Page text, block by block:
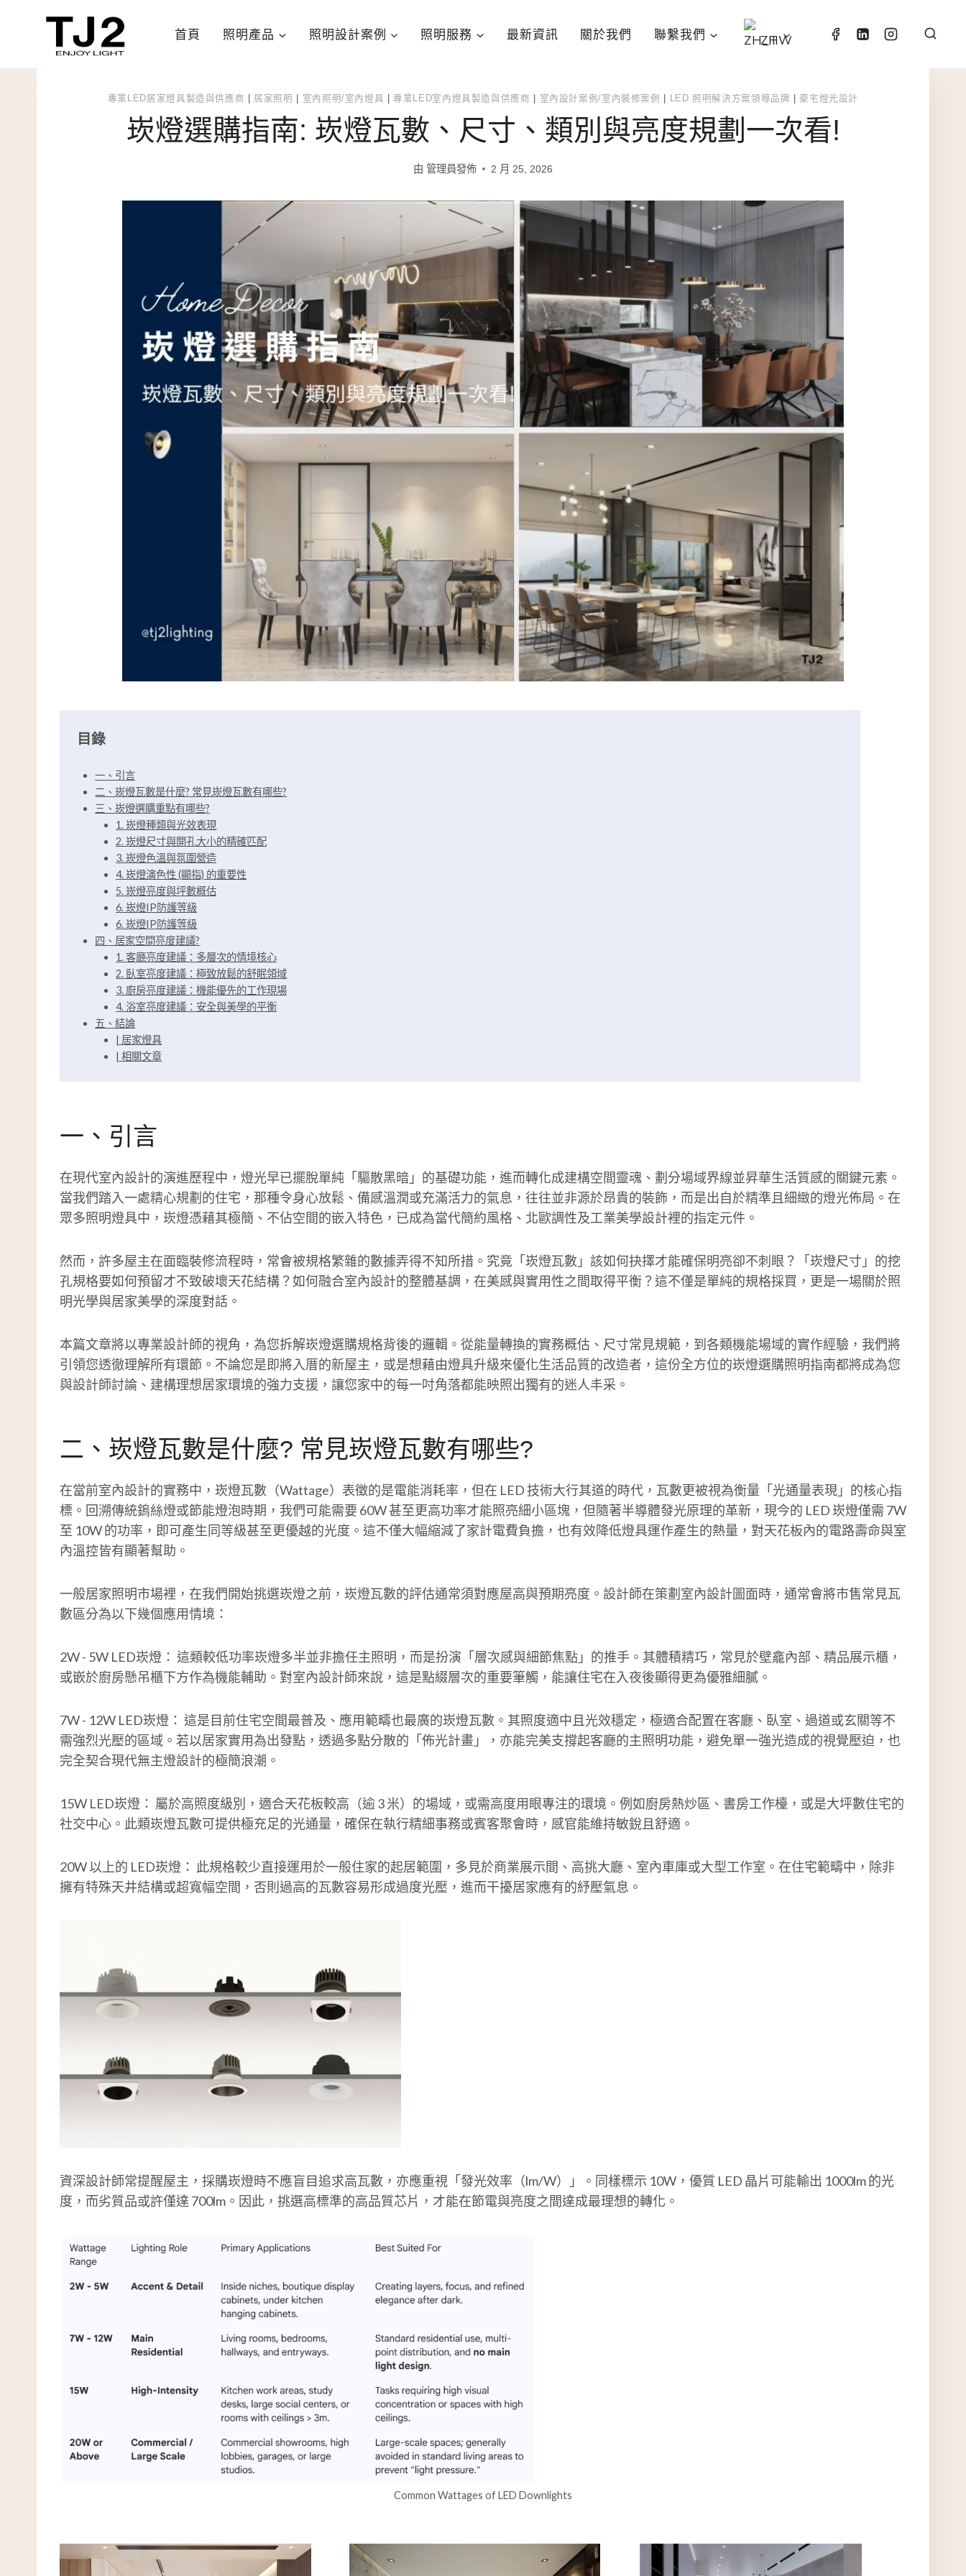
首頁 照明產品 照明設計案例 照明服務 最新資訊 關於我們 聯繫我們 ZH
專業LED居家燈具製造與供應商 居家照明 室內照明/室內燈具 |專業LED室內燈具製造與供應商 室內設計案例/室內裝修案例 LED 照明解決方案領導品牌 豪宅燈光設計
崁燈選購指南: 崁燈瓦數、尺寸、類別與亮度規劃一次看!
由 管理員發佈 2 月 25, 2026
目錄
一、引言
二、崁燈瓦數是什麼? 常見崁燈瓦數有哪些?
三、崁燈選購重點有哪些?
1. 崁燈種類與光效表現
2. 崁燈尺寸與開孔大小的精確匹配
3. 崁燈色溫與氛圍營造
4. 崁燈演色性 (顯指) 的重要性
5. 崁燈亮度與坪數概估
6. 崁燈IP防護等級
6. 崁燈IP防護等級
四、居家空間亮度建議?
1. 客廳亮度建議：多層次的情境核心
2. 臥室亮度建議：極致放鬆的舒眠領域
3. 廚房亮度建議：機能優先的工作現場
4. 浴室亮度建議：安全與美學的平衡
五、結論
| 居家燈具
| 相關文章
一、引言
在現代室內設計的演進歷程中，燈光早已擺脫單純「驅散黑暗」的基礎功能，進而轉化成建構空間靈魂、劃分場域界線並昇華生活質感的關鍵元素。
當我們踏入一處精心規劃的住宅，那種令身心放鬆、備感溫潤或充滿活力的氣息，往往並非源於昂貴的裝飾，而是出自於精準且細緻的燈光佈局。在
眾多照明燈具中，崁燈憑藉其極簡、不佔空間的嵌入特色，已成為當代簡約風格、北歐調性及工業美學設計裡的指定元件。
然而，許多屋主在面臨裝修流程時，常會被規格繁雜的數據弄得不知所措。究竟「崁燈瓦數」該如何抉擇才能確保明亮卻不刺眼？「崁燈尺寸」的挖
孔規格要如何預留才不致破壞天花結構？如何融合室內設計的整體基調，在美感與實用性之間取得平衡？這不僅是單純的規格採買，更是一場關於照
明光學與居家美學的深度對話。
本篇文章將以專業設計師的視角，為您拆解崁燈選購規格背後的邏輯。從能量轉換的實務概估、尺寸常見規範，到各類機能場域的實作經驗，我們將
引領您透徹理解所有環節。不論您是即將入厝的新屋主，或是想藉由燈具升級來優化生活品質的改造者，這份全方位的崁燈選購照明指南都將成為您
與設計師討論、建構理想居家環境的強力支援，讓您家中的每一吋角落都能映照出獨有的迷人丰采。
二、崁燈瓦數是什麼? 常見崁燈瓦數有哪些?
在當前室內設計的實務中，崁燈瓦數（Wattage）表徵的是電能消耗率，但在 LED 技術大行其道的時代，瓦數更被視為衡量「光通量表現」的核心指
標。回溯傳統鎢絲燈或節能燈泡時期，我們可能需要 60W 甚至更高功率才能照亮細小區塊，但隨著半導體發光原理的革新，現今的 LED 崁燈僅需 7W
至 10W 的功率，即可產生同等級甚至更優越的光度。這不僅大幅縮減了家計電費負擔，也有效降低燈具運作產生的熱量，對天花板內的電路壽命與室
內溫控皆有顯著幫助。
一般居家照明市場裡，在我們開始挑選崁燈之前，崁燈瓦數的評估通常須對應屋高與預期亮度。設計師在策劃室內設計圖面時，通常會將市售常見瓦
數區分為以下幾個應用情境：
2W - 5W LED崁燈： 這類較低功率崁燈多半並非擔任主照明，而是扮演「層次感與細節焦點」的推手。其體積精巧，常見於壁龕內部、精品展示櫃，
或嵌於廚房懸吊櫃下方作為機能輔助。對室內設計師來說，這是點綴層次的重要筆觸，能讓住宅在入夜後顯得更為優雅細膩。
7W - 12W LED崁燈： 這是目前住宅空間最普及、應用範疇也最廣的崁燈瓦數。其照度適中且光效穩定，極適合配置在客廳、臥室、過道或玄關等不
需強烈光壓的區域。若以居家實用為出發點，透過多點分散的「佈光計畫」，亦能完美支撐起客廳的主照明功能，避免單一強光造成的視覺壓迫，也
完全契合現代無主燈設計的極簡浪潮。
15W LED崁燈： 屬於高照度級別，適合天花板較高（逾 3 米）的場域，或需高度用眼專注的環境。例如廚房熱炒區、書房工作檯，或是大坪數住宅的
社交中心。此類崁燈瓦數可提供極充足的光通量，確保在執行精細事務或賓客聚會時，感官能維持敏銳且舒適。
20W 以上的 LED崁燈： 此規格較少直接運用於一般住家的起居範圍，多見於商業展示間、高挑大廳、室內車庫或大型工作室。在住宅範疇中，除非
擁有特殊天井結構或超寬幅空間，否則過高的瓦數容易形成過度光壓，進而干擾居家應有的紓壓氣息。
資深設計師常提醒屋主，採購崁燈時不應盲目追求高瓦數，亦應重視「發光效率（lm/W）」。同樣標示 10W，優質 LED 晶片可能輸出 1000lm 的光
度，而劣質品或許僅達 700lm。因此，挑選高標準的高品質芯片，才能在節電與亮度之間達成最理想的轉化。
Common Wattages of LED Downlights